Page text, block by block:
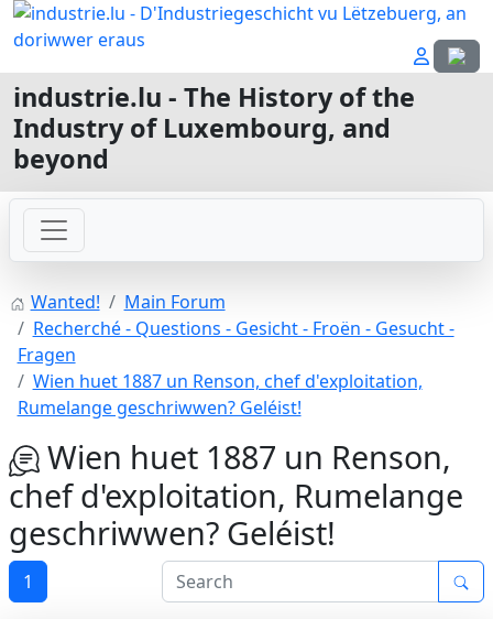
Select
industrie.lu - The History of the
Industry of Luxembourg, and
beyond
Wanted!
Main Forum
Recherché - Questions - Gesicht - Froën - Gesucht -
Fragen
Wien huet 1887 un Renson, chef d'exploitation,
Rumelange geschriwwen? Geléist!
Wien huet 1887 un Renson,
chef d'exploitation, Rumelange
geschriwwen? Geléist!
1